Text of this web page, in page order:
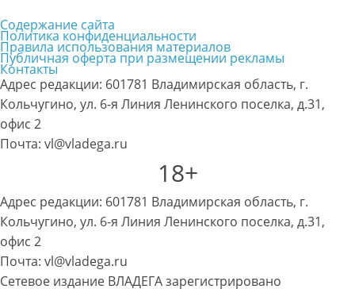
Содержание сайта
Политика конфиденциальности
Правила использования материалов
Публичная оферта при размещении рекламы
Контакты
Адрес редакции: 601781 Владимирская область, г.
Кольчугино, ул. 6-я Линия Ленинского поселка, д.31,
офис 2
Почта: vl@vladega.ru
18+
Адрес редакции: 601781 Владимирская область, г.
Кольчугино, ул. 6-я Линия Ленинского поселка, д.31,
офис 2
Почта: vl@vladega.ru
Сетевое издание ВЛАДЕГА зарегистрировано